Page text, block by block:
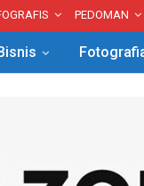
PEDOMAN